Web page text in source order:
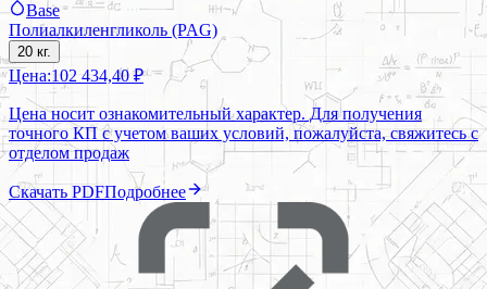
Base
Полиалкиленгликоль (PAG)
20 кг.
Цена:102 434,40 ₽
Цена носит ознакомительный характер. Для получения
точного КП с учетом ваших условий, пожалуйста, свяжитесь с
отделом продаж
Скачать PDFПодробнее